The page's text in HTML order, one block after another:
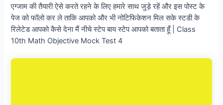
एग्जाम की तैयारी ऐसे करते रहने के लिए हमारे साथ जुड़े रहें और इस पोस्ट के
पेज को फॉलो कर ले ताकि आपको और भी नोटिफिकेशन मिल सके स्टडी के
रिलेटेड आपको कैसे देना मैं नीचे स्टेप बाय स्टेप आपको बताता हूँ | Class
10th Math Objective Mock Test 4